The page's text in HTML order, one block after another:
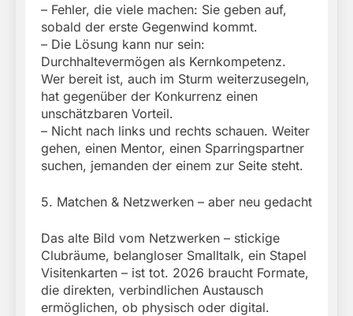
– Fehler, die viele machen: Sie geben auf,
sobald der erste Gegenwind kommt.
– Die Lösung kann nur sein:
Durchhaltevermögen als Kernkompetenz.
Wer bereit ist, auch im Sturm weiterzusegeln,
hat gegenüber der Konkurrenz einen
unschätzbaren Vorteil.
– Nicht nach links und rechts schauen. Weiter
gehen, einen Mentor, einen Sparringspartner
suchen, jemanden der einem zur Seite steht.
5. Matchen & Netzwerken – aber neu gedacht
Das alte Bild vom Netzwerken – stickige
Clubräume, belangloser Smalltalk, ein Stapel
Visitenkarten – ist tot. 2026 braucht Formate,
die direkten, verbindlichen Austausch
ermöglichen, ob physisch oder digital.